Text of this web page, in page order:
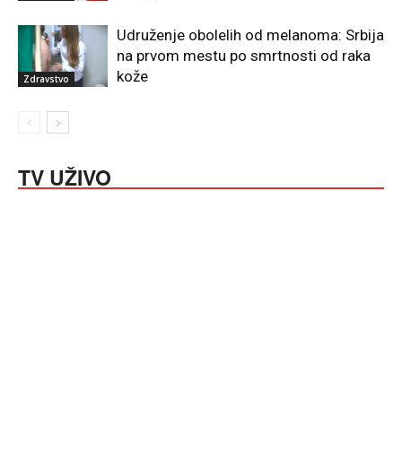
Zdravstvo
Udruženje obolelih od melanoma: Srbija
na prvom mestu po smrtnosti od raka
kože
TV UŽIVO